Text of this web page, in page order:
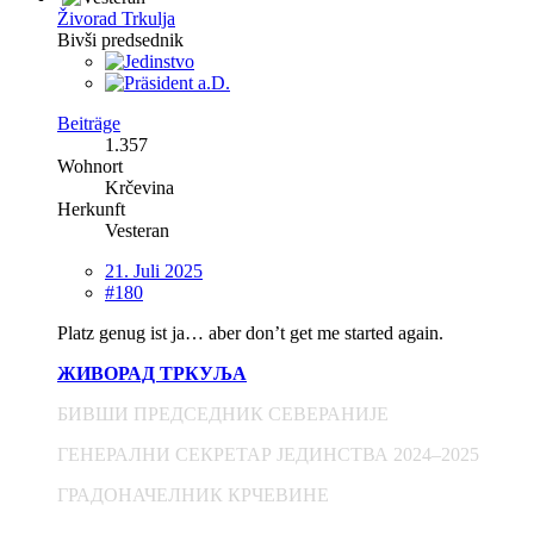
Živorad Trkulja
Bivši predsednik
Beiträge
1.357
Wohnort
Krčevina
Herkunft
Vesteran
21. Juli 2025
#180
Platz genug ist ja… aber don’t get me started again.
ЖИВОРАД ТРКУЉА
БИВШИ ПРЕДСЕДНИК СЕВЕРАНИЈЕ
ГЕНЕРАЛНИ СЕКРЕТАР ЈЕДИНСТВА 2024–2025
ГРАДОНАЧЕЛНИК КРЧЕВИНЕ